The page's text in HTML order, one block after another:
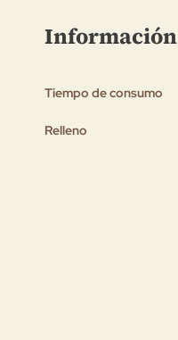
la
imágenes
Información
Tiempo de consumo
Relleno